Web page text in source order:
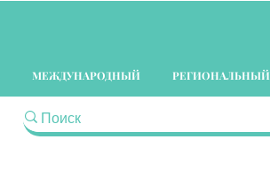
МЕЖДУНАРОДНЫЙ РЕГИОНАЛЬНЫЙ